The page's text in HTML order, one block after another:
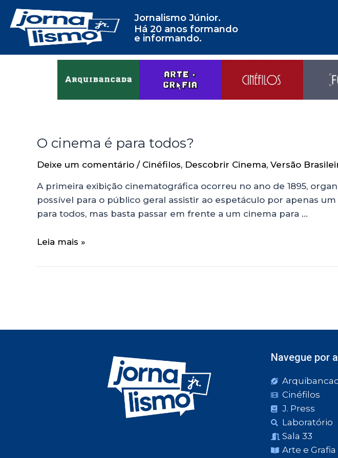
Jornalismo Júnior.
Há 20 anos formando
e informando.
O cinema é para todos?
Deixe um comentário / Cinéfilos, Descobrir Cinema, Versão
A primeira exibição cinematográfica ocorreu no ano de 1895,
possível para o público geral assistir ao espetáculo por apenas
para todos, mas basta passar em frente a um cinema para …
Leia mais »
Navegue por
Cinéfilos
J. Press
Laboratório
Sala 33
Arte e Grafia